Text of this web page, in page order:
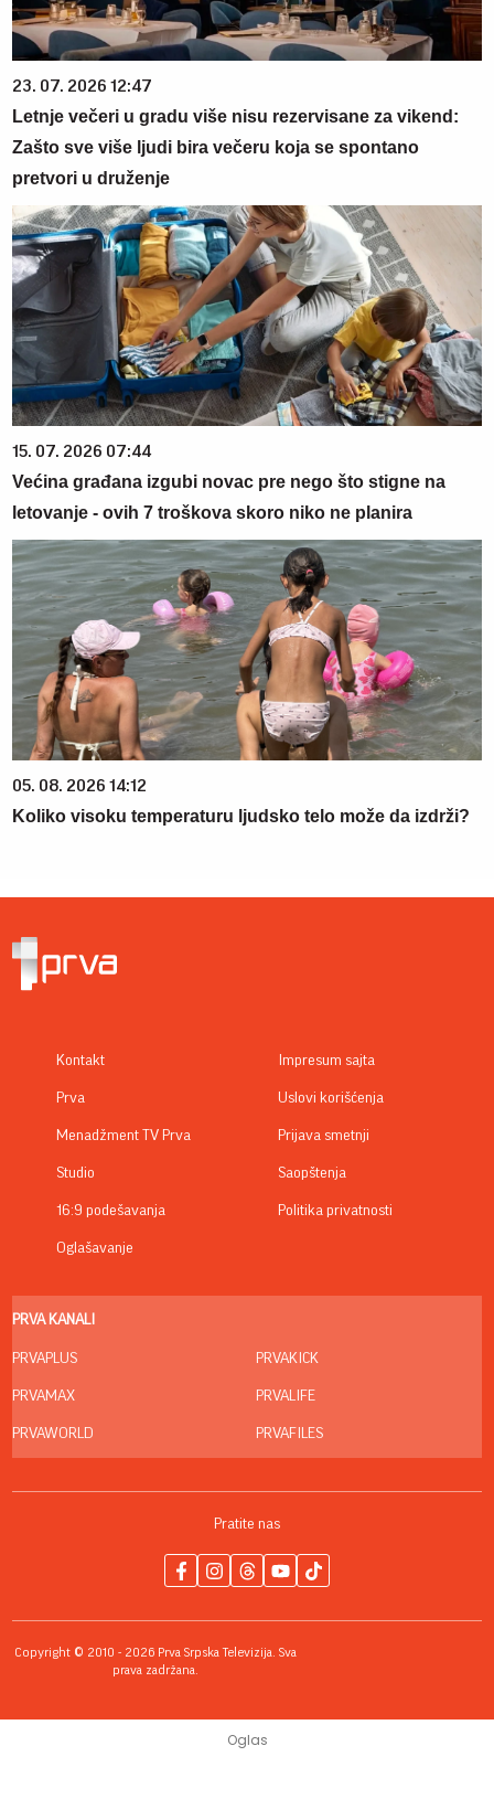
23. 07. 2026 12:47
Letnje večeri u gradu više nisu rezervisane za vikend:
Zašto sve više ljudi bira večeru koja se spontano
pretvori u druženje
15. 07. 2026 07:44
Većina građana izgubi novac pre nego što stigne na
letovanje - ovih 7 troškova skoro niko ne planira
05. 08. 2026 14:12
Koliko visoku temperaturu ljudsko telo može da izdrži?
Kontakt
Prva
Menadžment TV Prva
Studio
16:9 podešavanja
Oglašavanje
Impresum sajta
Uslovi korišćenja
Prijava smetnji
Saopštenja
Politika privatnosti
PRVA KANALI
PRVAPLUS
PRVAMAX
PRVAWORLD
PRVAKICK
PRVALIFE
PRVAFILES
Pratite nas
Copyright © 2010 - 2026 Prva Srpska Televizija. Sva
prava zadržana.